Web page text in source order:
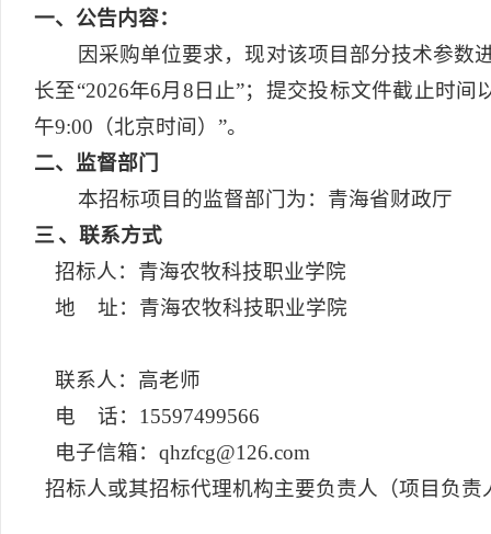
一、公告内容：
因采购单位要求，现对该项目部分技术参数
长至“2026年6月8日止”；提交投标文件截止时
午9:00（北京时间）”。
二、监督部门
本招标项目的监督部门为：青海省财政厅
三、联系方式
招标人：青海农牧科技职业学院
地 址：青海农牧科技职业学院
联系人：高老师
电 话：15597499566
电子信箱：qhzfcg@126.com
招标人或其招标代理机构主要负责人（项目负责